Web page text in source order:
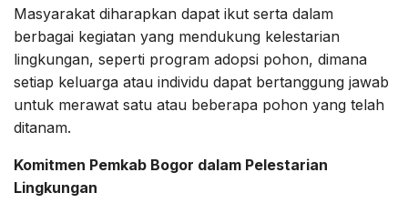
Masyarakat diharapkan dapat ikut serta dalam
berbagai kegiatan yang mendukung kelestarian
lingkungan, seperti program adopsi pohon, dimana
setiap keluarga atau individu dapat bertanggung jawab
untuk merawat satu atau beberapa pohon yang telah
ditanam.
Komitmen Pemkab Bogor dalam Pelestarian
Lingkungan